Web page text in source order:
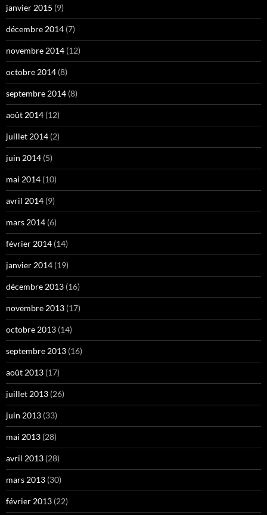
janvier 2015 (9)
décembre 2014 (7)
novembre 2014 (12)
octobre 2014 (8)
septembre 2014 (8)
août 2014 (12)
juillet 2014 (2)
juin 2014 (5)
mai 2014 (10)
avril 2014 (9)
mars 2014 (6)
février 2014 (14)
janvier 2014 (19)
décembre 2013 (16)
novembre 2013 (17)
octobre 2013 (14)
septembre 2013 (16)
août 2013 (17)
juillet 2013 (26)
juin 2013 (33)
mai 2013 (28)
avril 2013 (28)
mars 2013 (30)
février 2013 (22)